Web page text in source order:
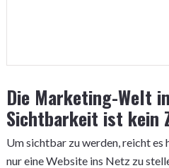
Die Marketing-Welt
Sichtbarkeit ist kein
Um sichtbar zu werden, reicht es
nur eine Website ins Netz zu